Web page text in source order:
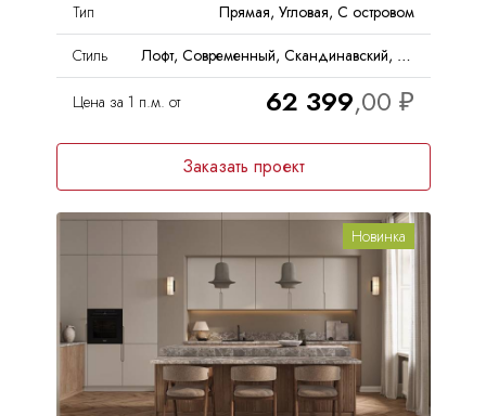
Тип
Прямая, Угловая, С островом
Стиль
Лофт, Современный, Скандинавский, Неоклассика
Цена за 1 п.м. от 62 399
Заказать проект
Новинка